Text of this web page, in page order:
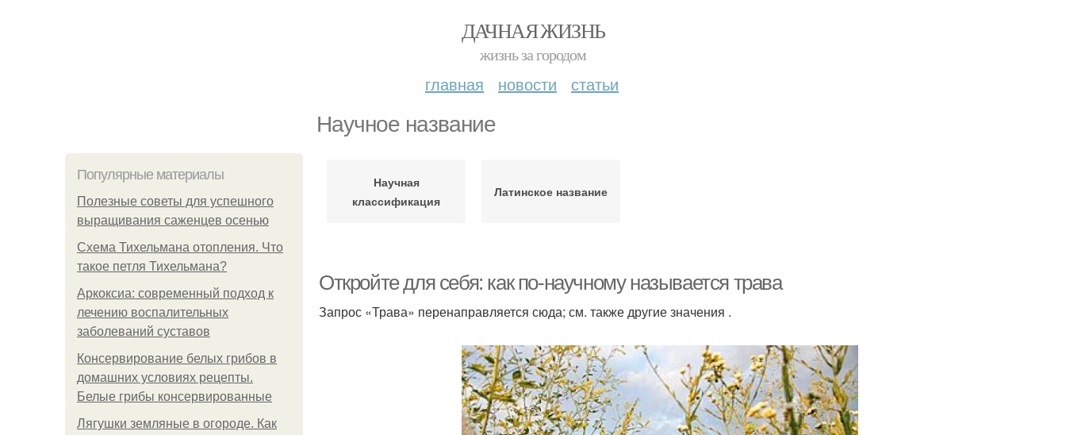
ДАЧНАЯ ЖИЗНЬ
жизнь за городом
главная новости статьи
Научное название
Популярные материалы
Полезные советы для успешного
выращивания саженцев осенью
Схема Тихельмана отопления. Что
такое петля Тихельмана?
Аркоксиа: современный подход к
лечению воспалительных
заболеваний суставов
Консервирование белых грибов в
домашних условиях рецепты.
Белые грибы консервированные
Лягушки земляные в огороде. Как
Научная
классификация
Латинское название
Откройте для себя: как по-научному называется трава
Запрос «Трава» перенаправляется сюда; см. также другие значения .